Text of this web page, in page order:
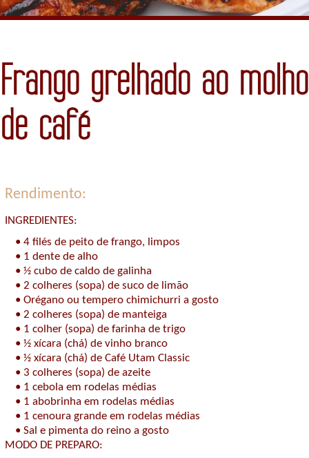
Frango grelhado ao molho
de café
Rendimento:
INGREDIENTES:
• 4 filés de peito de frango, limpos
• 1 dente de alho
• ½ cubo de caldo de galinha
• 2 colheres (sopa) de suco de limão
• Orégano ou tempero chimichurri a gosto
• 2 colheres (sopa) de manteiga
• 1 colher (sopa) de farinha de trigo
• ½ xícara (chá) de vinho branco
• ½ xícara (chá) de Café Utam Classic
• 3 colheres (sopa) de azeite
• 1 cebola em rodelas médias
• 1 abobrinha em rodelas médias
• 1 cenoura grande em rodelas médias
• Sal e pimenta do reino a gosto
MODO DE PREPARO: